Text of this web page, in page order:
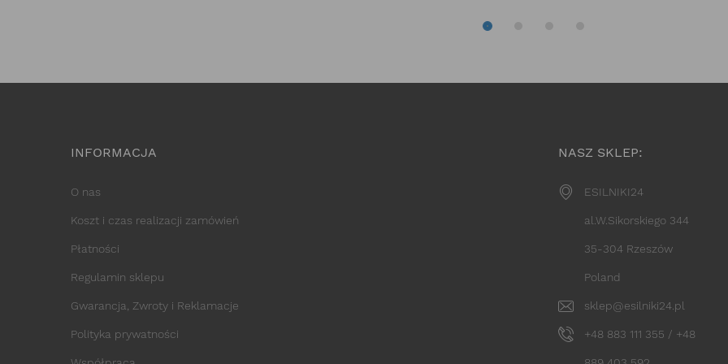
INFORMACJA
O nas
Koszt i czas realizacji zamówień
Płatności
Regulamin sklepu
Gwarancja, Zwroty i Reklamacje
Polityka prywatności
NASZ SKLEP:
ESILNIKI24
al.W.Sikorskiego 344
35-304 Rzeszów
Poland
sklep@esilniki24.pl
+48 883 111 355 / +48